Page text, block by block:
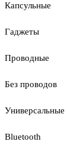
Капсульные
Гаджеты
Проводные
Без проводов
Универсальные
Bluetooth